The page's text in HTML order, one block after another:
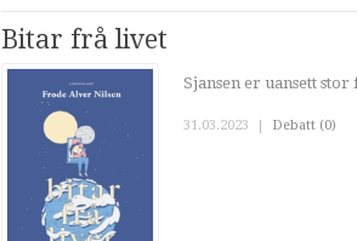
Bitar frå livet
Sjansen er uansett
31.03.2023 | Debatt (0)